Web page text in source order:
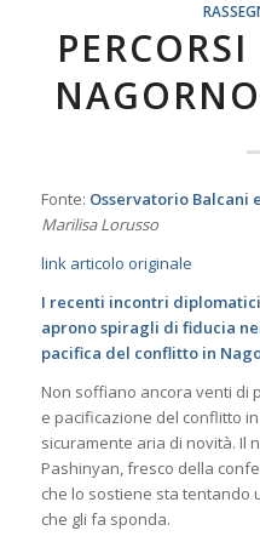
Fonte: Osservatorio Balcani
Marilisa Lorusso
link articolo originale
I recenti incontri
aprono spiragli di fiducia
pacifica del conflitto in
Non soffiano ancora venti di
e pacificazione del conflitto
sicuramente aria di novità. Il
Pashinyan, fresco della
che lo sostiene sta tentando
che gli fa sponda.